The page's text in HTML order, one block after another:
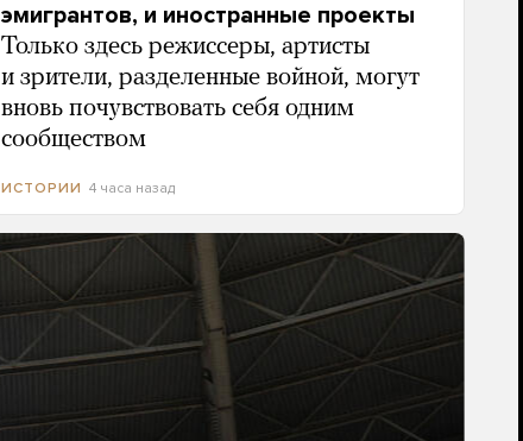
эмигрантов, и иностранные проекты
Только здесь режиссеры, артисты
и зрители, разделенные войной, могут
вновь почувствовать себя одним
сообществом
ИСТОРИИ 4 часа назад